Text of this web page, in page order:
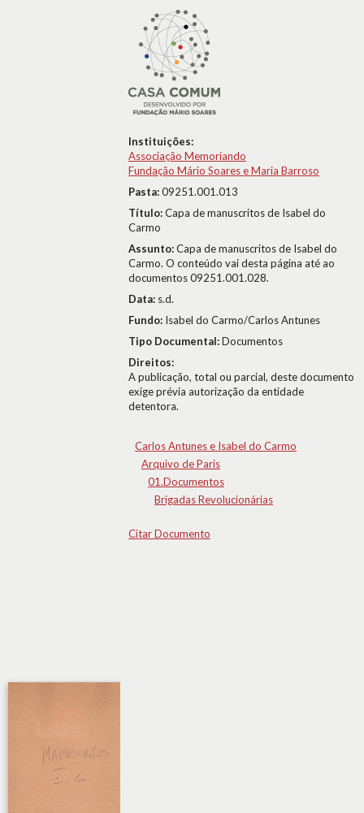
Instituições:
Associação Memoriando
Fundação Mário Soares e Maria Barroso
Pasta:09251.001.013
Título:Capa de manuscritos de Isabel do
Carmo
Assunto:Capa de manuscritos de Isabel do
Carmo. O conteúdo vai desta página até ao
documentos 09251.001.028.
Data: s.d.
Fundo: Isabel do Carmo/Carlos Antunes
Tipo Documental:Documentos
Direitos:
A publicação, total ou parcial, deste documento
exige prévia autorização da entidade
detentora.
Carlos Antunes e Isabel do Carmo
Arquivo de Paris
01.Documentos
Brigadas Revolucionárias
Citar Documento